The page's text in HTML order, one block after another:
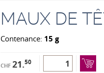
MAUX DE
Contenance: 15 g
CHF 21.50